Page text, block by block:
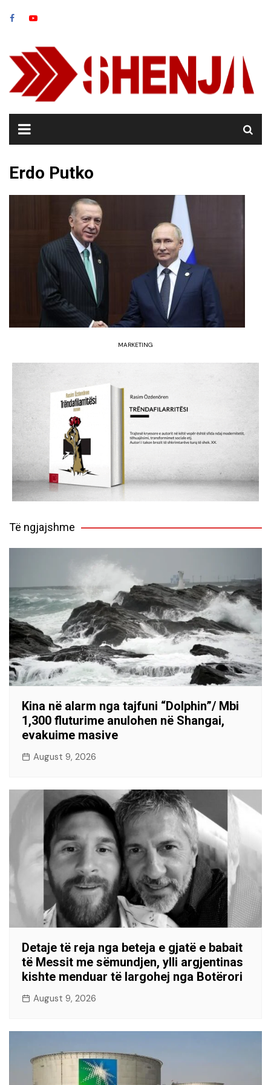
Erdo Putko
MARKETING
Të ngjajshme
Kina në alarm nga tajfuni “Dolphin”/ Mbi
1,300 fluturime anulohen në Shangai,
evakuime masive
August 9, 2026
Detaje të reja nga beteja e gjatë e babait
të Messit me sëmundjen, ylli argjentinas
kishte menduar të largohej nga Botërori
August 9, 2026